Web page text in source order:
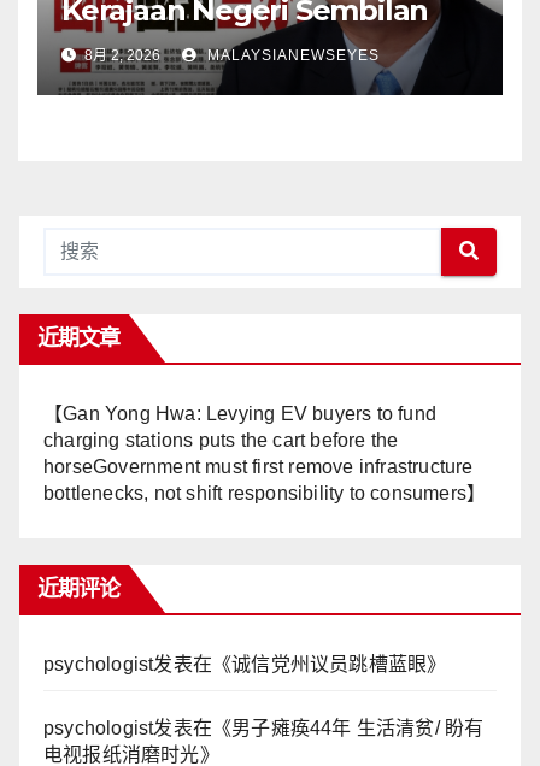
Kerajaan Negeri Sembilan
Adalah Undi Tidak Percaya
Terhadap Pentadbiran
Anwar Harga Barang
8月 2, 2026 MALAYSIANEWSEYES
近期文章
【Gan Yong Hwa: Levying EV buyers to fund
charging stations puts the cart before the
horseGovernment must first remove infrastructure
bottlenecks, not shift responsibility to consumers】
近期评论
psychologist发表在《诚信党州议员跳槽蓝眼》
psychologist发表在《男子瘫痪44年 生活清贫/ 盼有
电视报纸消磨时光》